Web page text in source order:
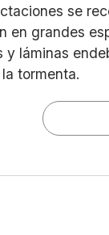
se
en grandes
y láminas
tormenta.